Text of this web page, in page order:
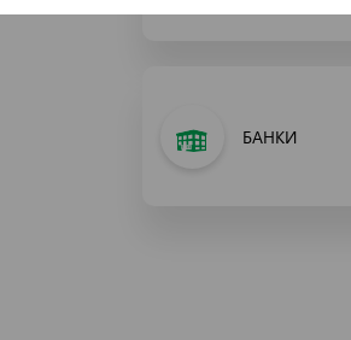
БАНКИ